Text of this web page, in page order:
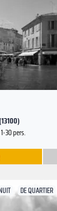
30 pers.
DE QUARTIER